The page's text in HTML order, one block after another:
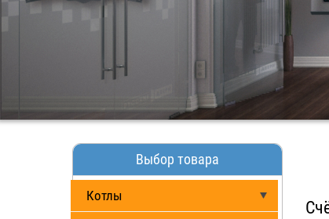
Выбор товара
Котлы